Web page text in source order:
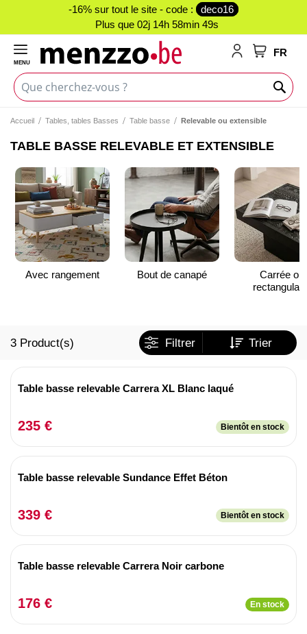
-16% sur tout le site - code :
deco16
Plus que 02j 14h 58min 49s
FR
MENU
Accueil Tables, tables Basses Table basse Relevable ou extensible
TABLE BASSE RELEVABLE ET EXTENSIBLE
Avec rangement Bout de canapé
Carrée ou
3 Product(s) Filtrer Trier
Table basse relevable Carrera XL Blanc laqué
235 € Bientôt en stock
Table basse relevable Sundance Effet Béton
339 € Bientôt en stock
Table basse relevable Carrera Noir carbone
176 € En stock